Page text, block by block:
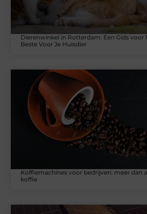
Dierenwinkel in Rotterdam: Een Gids voor
Beste Voor Je Huisdier
Koffiemachines voor bedrijven: meer dan
koffie